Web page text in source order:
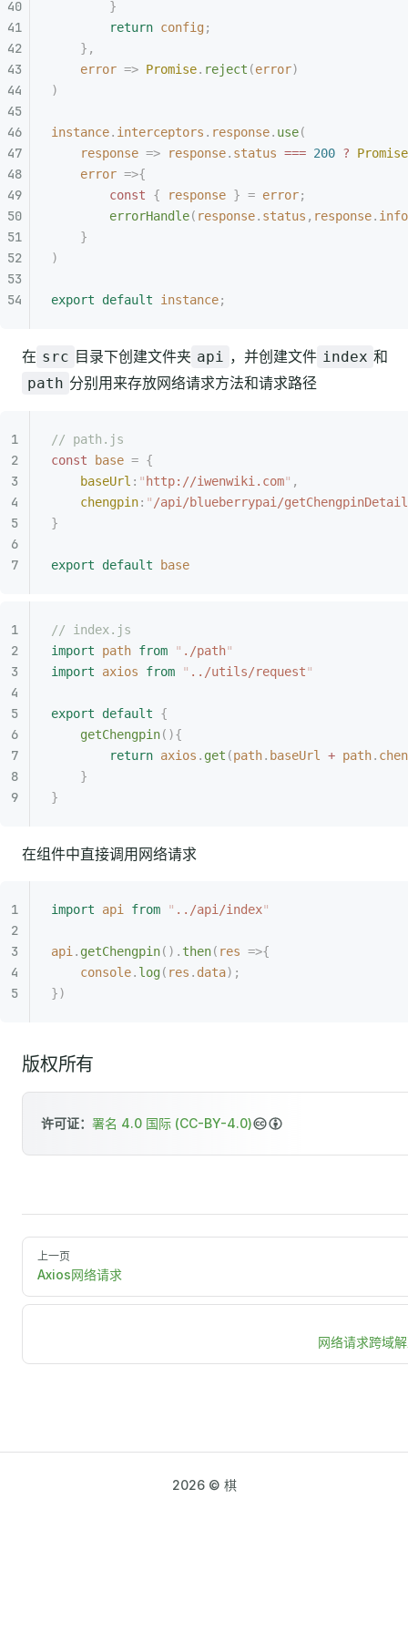
        }
        return
config ;
    },
    error
=> Promise. reject (error)
)
instance. interceptors . response. use(
    response
=> response. status === 200 ? Promise
    error
=>{
        const
{ response } = error;
        errorHandle
( response. status , response. info
    }
)
export default instance;
在 src 目录下创建文件夹 api ，并创建文件 index 和
path 分别用来存放网络请求方法和请求路径
// path.js
const base = {
    baseUrl
: " http://iwenwiki.com" ,
    chengpin
: " /api/blueberrypai/
}
export default base
// index.js
import path from " ./path"
import axios from " ../utils/request"
export default {
    getChengpin
(){
        return
axios . get (path. baseUrl + path.
    }
}
在组件中直接调用网络请求
import api from " ../api/index"
api . getChengpin(). then( res =>{
    console
. log( res . data);
})
版权所有
许可证： 署名 4.0 国际 (CC-BY-4.0)
上一页
Axios网络请求
网络请求跨域
2026 © 棋